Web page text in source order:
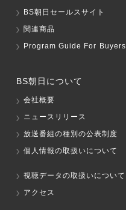
BS朝日セールスサイト
関連商品
Program Guide For Buyers
BS朝日について
会社概要
ニュースリリース
放送番組の種別の公表制度
個人情報の取扱いについて
視聴データの取扱いについて
アクセス